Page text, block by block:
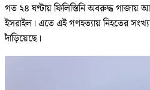
গত ২৪ ঘণ্টায় ফিলিস্তিনি অবরুদ্ধ গাজায়
ইসরাইল। এতে এই গণহত্যায় নিহতের
দাঁড়িয়েছে।